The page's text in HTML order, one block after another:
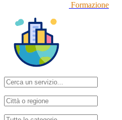
Formazione